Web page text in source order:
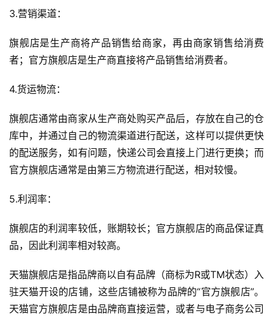
首
页
3.营销渠道：
旗舰店是生产商将产品销售给商家，再由商家销售给消费
者；官方旗舰店是生产商直接将产品销售给消费者。
4.货运物流：
旗舰店通常由商家从生产商处购买产品后，存放在自己的仓
库中，并通过自己的物流渠道进行配送，这样可以提供更快
的配送服务，如有问题，快递公司会直接上门进行更换；而
官方旗舰店通常是由第三方物流进行配送，相对较慢。
5.利润率：
旗舰店的利润率较低，账期较长；官方旗舰店的商品保证真
品，因此利润率相对较高。
天猫旗舰店是指品牌商以自有品牌（商标为R或TM状态）入
驻天猫开设的店铺，这些店铺被称为品牌的“官方旗舰店”。
天猫官方旗舰店是由品牌商直接运营，或者与电子商务公司